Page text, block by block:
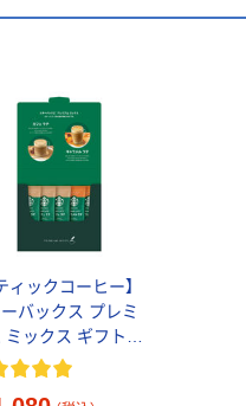
ィックコーヒー】
バックス プレミ
ミックス ギフト
（カフェラテ